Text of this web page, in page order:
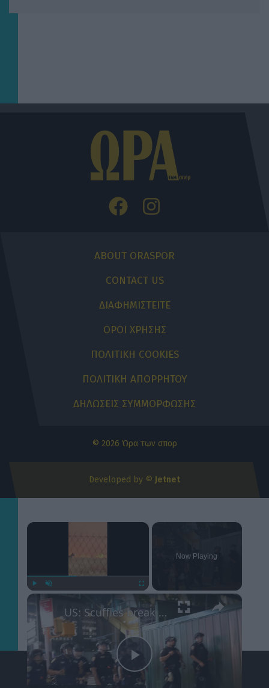
ABOUT ORASPOR
CONTACT US
ΔΙΑΦΗΜΙΣΤΕΙΤΕ
ΟΡΟΙ ΧΡΗΣΗΣ
ΠΟΛΙΤΙΚΗ COOKIES
ΠΟΛΙΤΙΚΗ ΑΠΟΡΡΗΤΟΥ
ΔΗΛΩΣΕΙΣ ΣΥΜΜΟΡΦΩΣΗΣ
© 2026 Ώρα των σπορ
Developed by © Jetnet
×
Now Playing
×
Play
US: Scuffles break out between Knicks fans, police during championship celebrations.